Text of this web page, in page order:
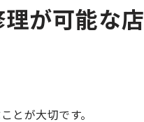
が可能な店
とが大切です。